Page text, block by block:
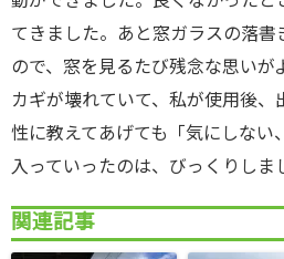
てきました。あと窓ガラスの落書
ので、窓を見るたび残念な思いが
カギが壊れていて、私が使用後、
性に教えてあげても「気にしない
入っていったのは、びっくりしま
関連記事